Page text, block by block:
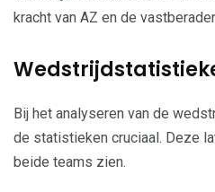
kracht van AZ en de
Bij het analyseren van de
de statistieken cruciaal. Deze
beide teams zien.